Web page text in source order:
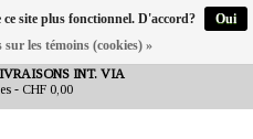
INT. VIA
- CHF 0,00
ce site plus fonctionnel. D'accord?
Oui
les témoins (cookies) »